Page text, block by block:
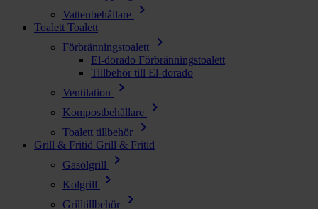
Vattenbehållare chevron_right
Toalett Toalett
Förbränningstoalett
chevron_right
El-dorado Förbränningstoalett
Tillbehör till El-dorado
Ventilation
chevron_right
Kompostbehållare chevron_right
Toalett tillbehör chevron_right
Grill & Fritid Grill & Fritid
Gasolgrill
chevron_right
Kolgrill chevron_right
Grilltillbehör chevron_right